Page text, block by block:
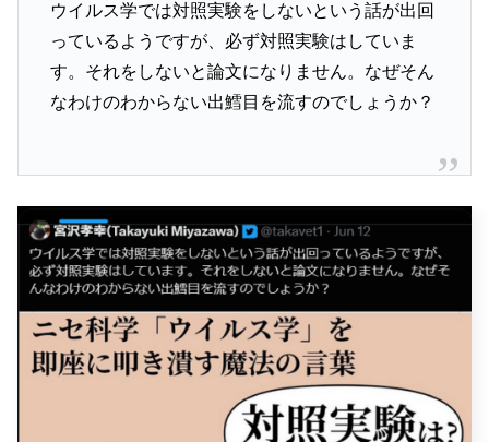
ウイルス学では対照実験をしないという話が出回
っているようですが、必ず対照実験はしていま
す。それをしないと論文になりません。なぜそん
なわけのわからない出鱈目を流すのでしょうか？